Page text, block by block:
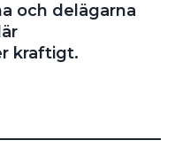
och delägarna
kraftigt.